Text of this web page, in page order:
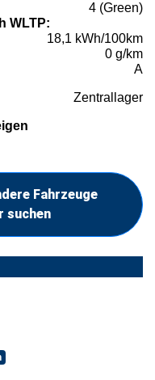
4 (Green)
WLTP:
18,1 kWh/100km
0 g/km
A
Zentrallager
Fahrzeuge
suchen